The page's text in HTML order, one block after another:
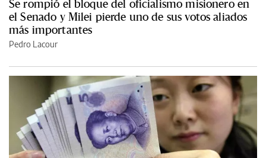
Se rompió el bloque del oficialismo misionero en
el Senado y Milei pierde uno de sus votos aliados
más importantes
Pedro Lacour